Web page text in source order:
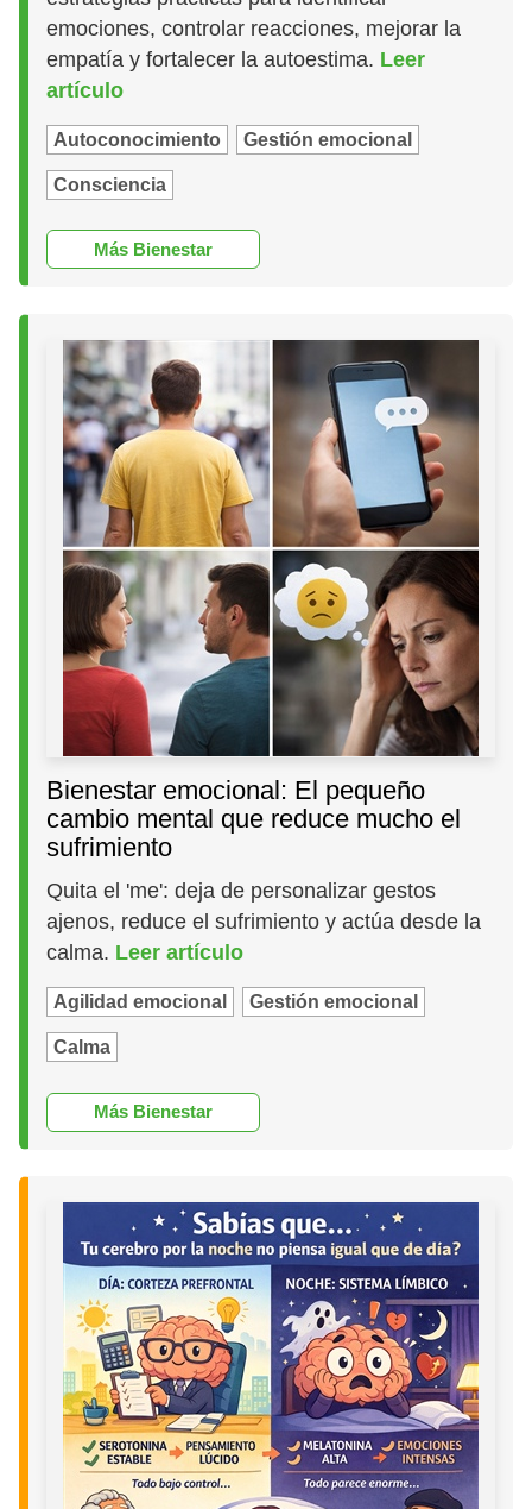
emociones, controlar reacciones, mejorar la
empatía y fortalecer la autoestima. Leer
artículo
Autoconocimiento Gestión emocional
Consciencia
Más Bienestar
Bienestar emocional: El pequeño
cambio mental que reduce mucho el
sufrimiento
Quita el 'me': deja de personalizar gestos
ajenos, reduce el sufrimiento y actúa desde la
calma. Leer artículo
Agilidad emocional Gestión emocional
Calma
Más Bienestar